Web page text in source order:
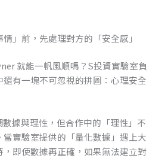
」前，先處理對方的「安全感」
就能一帆風順嗎？S投資實驗室負
有一塊不可忽視的拼圖：心理安全
據與理性，但合作中的「理性」不
實驗室提供的「量化數據」遇上大
即使數據再正確，如果無法建立對